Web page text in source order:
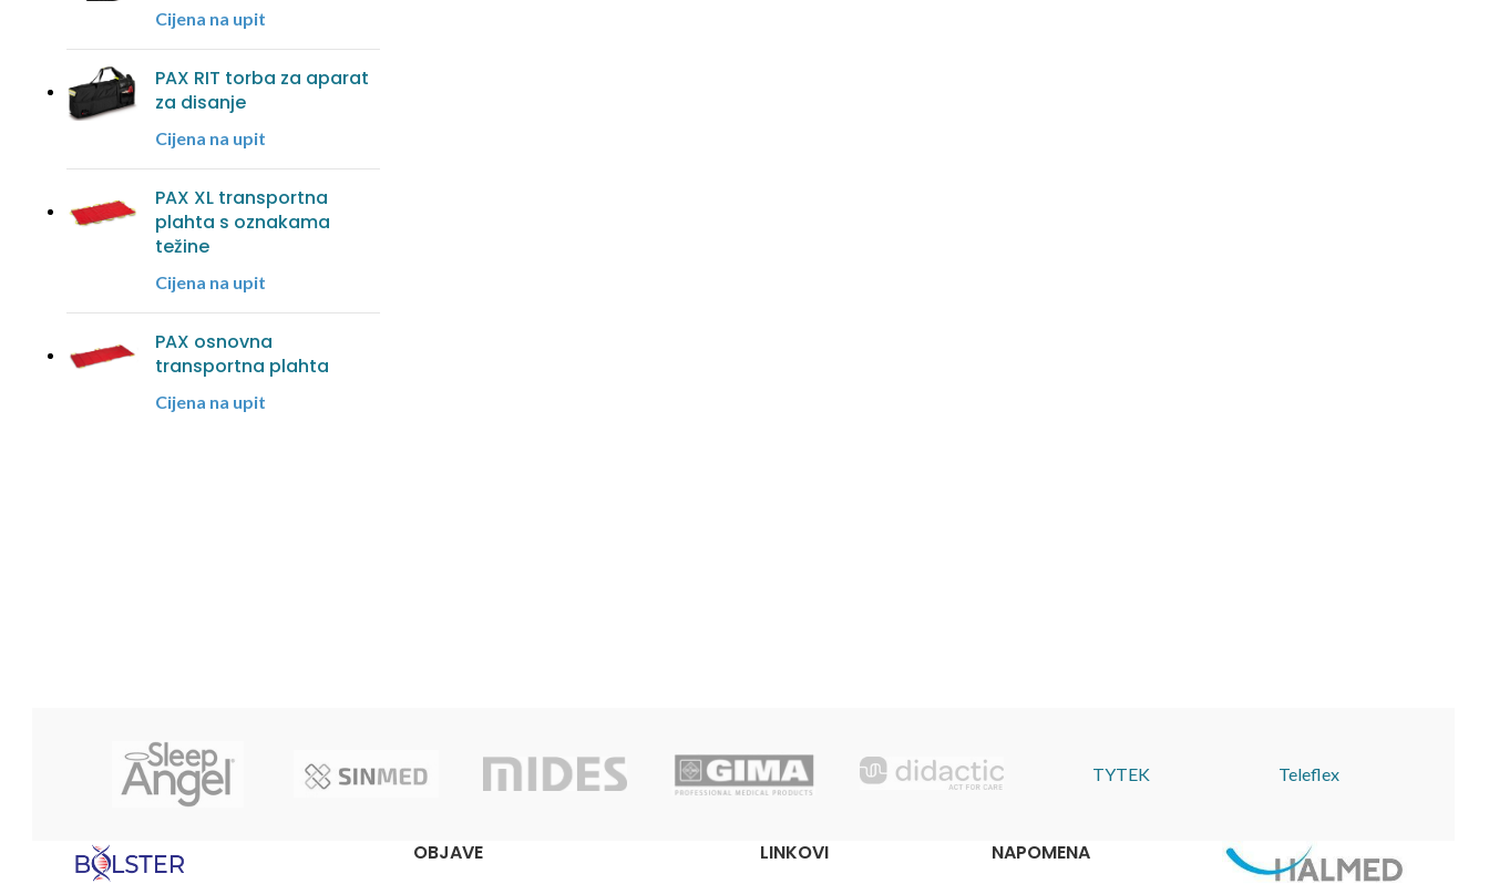
Cijena na upit
PAX RIT torba za aparat
za disanje
Cijena na upit
PAX XL transportna
plahta s oznakama
težine
Cijena na upit
PAX osnovna
transportna plahta
Cijena na upit
TYTEK Teleflex
OBJAVE
LINKOVI NAPOMENA